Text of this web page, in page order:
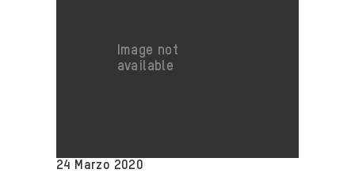
24 Marzo 2020